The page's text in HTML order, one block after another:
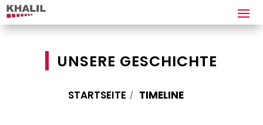
UNSERE GESCHICHTE
STARTSEITE TIMELINE